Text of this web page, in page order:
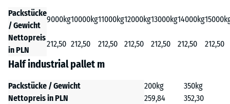
Packstücke
/ Gewicht
9000kg10000kg11000kg12000kg13000kg14000kg
Nettopreis
in PLN
212,50 212,50 212,50 212,50 212,50 212,50 212,50
Half industrial pallet m
Packstücke / Gewicht 200kg
350kg
Nettopreis in PLN
259,84 352,30